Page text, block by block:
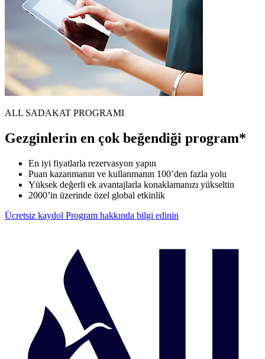
ALL SADAKAT PROGRAMI
Gezginlerin en çok beğendiği program*
En iyi fiyatlarla rezervasyon yapın
Puan kazanmanın ve kullanmanın 100’den fazla yolu
Yüksek değerli ek avantajlarla konaklamanızı yükseltin
2000’in üzerinde özel global etkinlik
Ücretsiz kaydol Program hakkında bilgi edinin